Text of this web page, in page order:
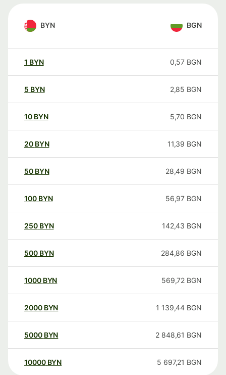
BYN BGN
1 BYN 0,57 BGN
5 BYN 2,85 BGN
10 BYN 5,70 BGN
20 BYN 11,39 BGN
50 BYN 28,49 BGN
100 BYN 56,97 BGN
250 BYN 142,43 BGN
500 BYN 284,86 BGN
1000 BYN 569,72 BGN
2000 BYN 1 139,44 BGN
5000 BYN 2 848,61 BGN
10000 BYN 5 697,21 BGN